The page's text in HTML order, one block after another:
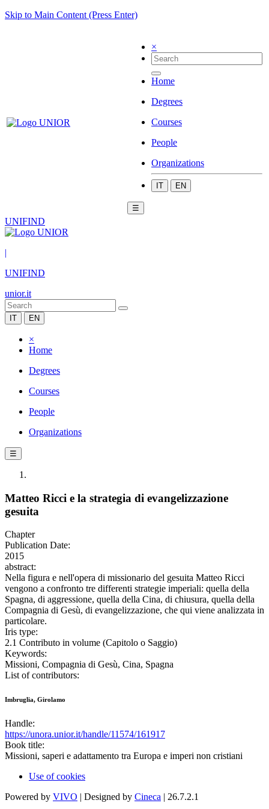
Skip to Main Content (Press Enter)
×
Home
Degrees
Courses
People
Organizations
IT EN
☰
UNIFIND
|
UNIFIND
unior.it
IT EN
×
Home
Degrees
Courses
People
Organizations
☰
Matteo Ricci e la strategia di evangelizzazione
gesuita
Chapter
Publication Date:
2015
abstract:
Nella figura e nell'opera di missionario del gesuita Matteo Ricci
vengono a confronto tre differenti strategie imperiali: quella della
Spagna, di aggressione, quella della Cina, di chiusura, quella della
Compagnia di Gesù, di evangelizzazione, che qui viene analizzata in
particolare.
Iris type:
2.1 Contributo in volume (Capitolo o Saggio)
Keywords:
Missioni, Compagnia di Gesù, Cina, Spagna
List of contributors:
Imbruglia, Girolamo
Handle:
https://unora.unior.it/handle/11574/161917
Book title:
Missioni, saperi e adattamento tra Europa e imperi non cristiani
Use of cookies
Powered by VIVO | Designed by Cineca | 26.7.2.1